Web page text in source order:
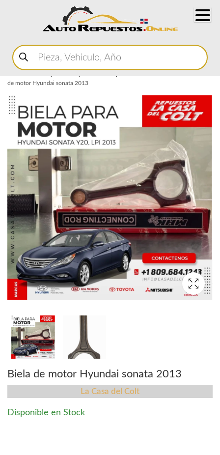
Buscar
productos
de motor Hyundai sonata 2013
Biela de motor Hyundai sonata 2013
La Casa del Colt
Disponible en Stock